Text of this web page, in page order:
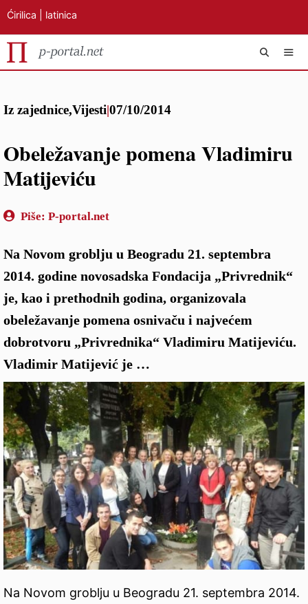
sadržaj
Ćirilica latinica
Iz zajednice,Vijesti|07/10/2014
Obeležavanje pomena Vladimiru
Matijeviću
Piše: P-portal.net
Na Novom groblju u Beogradu 21. septembra
2014. godine novosadska Fondacija „Privrednik“
je, kao i prethodnih godina, organizovala
obeležavanje pomena osnivaču i najvećem
dobrotvoru „Privrednika“ Vladimiru Matijeviću.
Vladimir Matijević je …
Na Novom groblju u Beogradu 21. septembra 2014.